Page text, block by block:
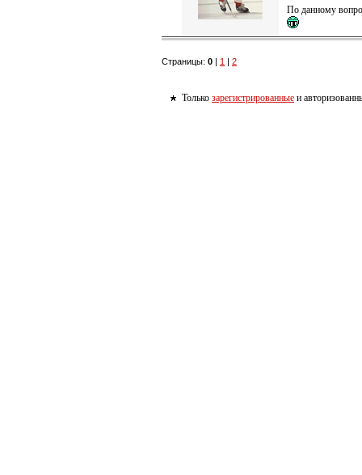
По данному
Страницы: 0 | 1 | 2
Только зарегистрированные и